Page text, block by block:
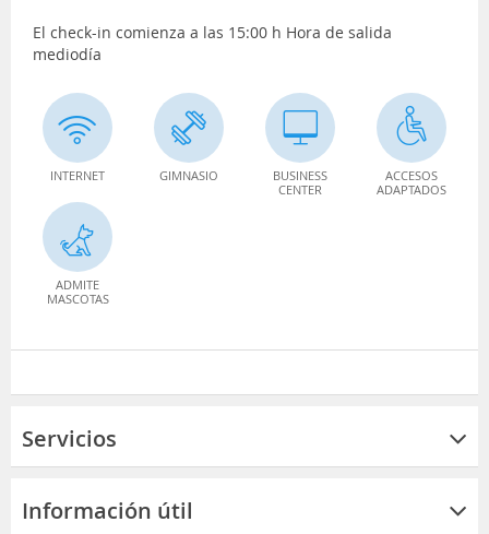
El check-in comienza a las 15:00 h Hora de salida
mediodía
INTERNET GIMNASIO
BUSINESS
CENTER
ACCESOS
ADAPTADOS
ADMITE
MASCOTAS
Servicios
Información útil